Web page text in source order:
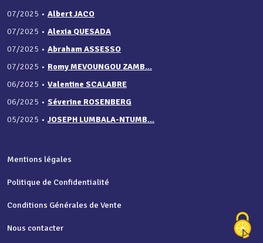
07/2025 • Albert JACO
07/2025 • Alexia QUESADA
07/2025 • Abraham ASSESSO
07/2025 • Romy MEVOUNGOU ZAMB...
06/2025 • Valentine SCALABRE
06/2025 • Séverine ROSENBERG
05/2025 • JOSEPH LUMBALA-NTUMB...
Mentions légales
Politique de Confidentialité
Conditions Générales de Vente
Nous contacter